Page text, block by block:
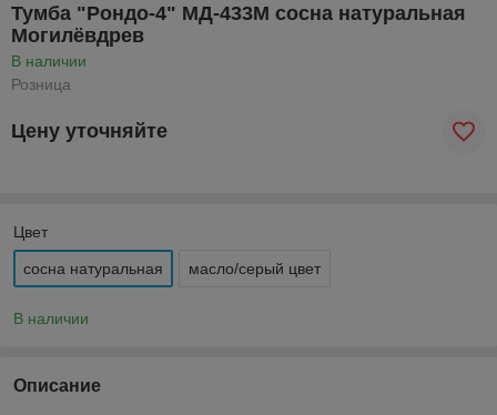
Тумба "Рондо-4" МД-433М сосна натуральная
Могилёвдрев
В наличии
Розница
Цену уточняйте
Цвет
сосна натуральная масло/серый цвет
В наличии
Описание